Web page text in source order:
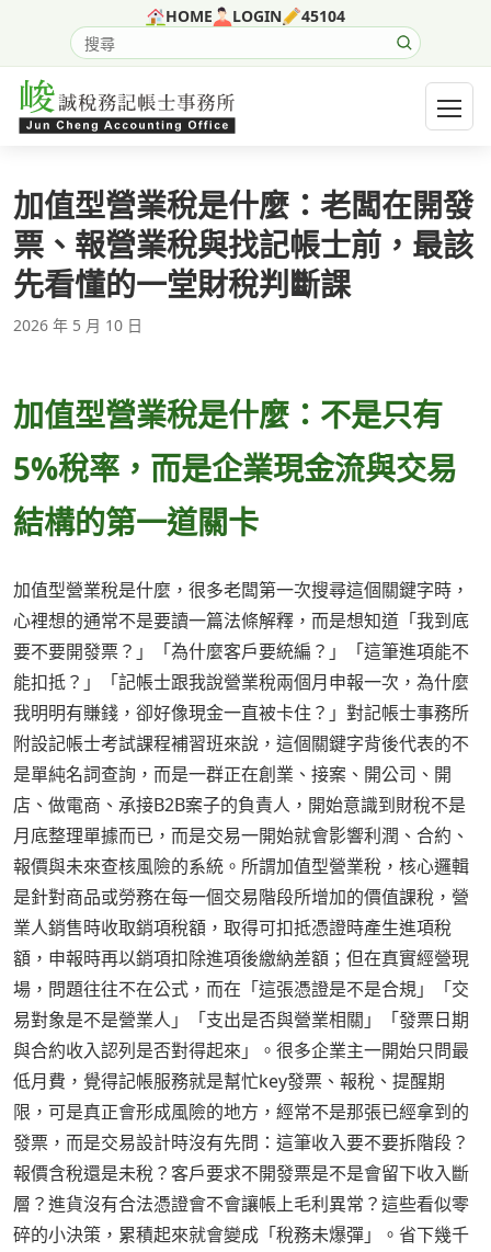
HOME LOGIN 45104
搜尋網站內容
開啟
加值型營業稅是什麼：老闆在開發
票、報營業稅與找記帳士前，最該
先看懂的一堂財稅判斷課
2026 年 5 月 10 日
加值型營業稅是什麼：不是只有
5%稅率，而是企業現金流與交易
結構的第一道關卡
加值型營業稅是什麼，很多老闆第一次搜尋這個關鍵字時，
心裡想的通常不是要讀一篇法條解釋，而是想知道「我到底
要不要開發票？」「為什麼客戶要統編？」「這筆進項能不
能扣抵？」「記帳士跟我說營業稅兩個月申報一次，為什麼
我明明有賺錢，卻好像現金一直被卡住？」對記帳士事務所
附設記帳士考試課程補習班來說，這個關鍵字背後代表的不
是單純名詞查詢，而是一群正在創業、接案、開公司、開
店、做電商、承接B2B案子的負責人，開始意識到財稅不是
月底整理單據而已，而是交易一開始就會影響利潤、合約、
報價與未來查核風險的系統。所謂加值型營業稅，核心邏輯
是針對商品或勞務在每一個交易階段所增加的價值課稅，營
業人銷售時收取銷項稅額，取得可扣抵憑證時產生進項稅
額，申報時再以銷項扣除進項後繳納差額；但在真實經營現
場，問題往往不在公式，而在「這張憑證是不是合規」「交
易對象是不是營業人」「支出是否與營業相關」「發票日期
與合約收入認列是否對得起來」。很多企業主一開始只問最
低月費，覺得記帳服務就是幫忙key發票、報稅、提醒期
限，可是真正會形成風險的地方，經常不是那張已經拿到的
發票，而是交易設計時沒有先問：這筆收入要不要拆階段？
報價含稅還是未稅？客戶要求不開發票是不是會留下收入斷
層？進貨沒有合法憑證會不會讓帳上毛利異常？這些看似零
碎的小決策，累積起來就會變成「稅務未爆彈」。省下幾千